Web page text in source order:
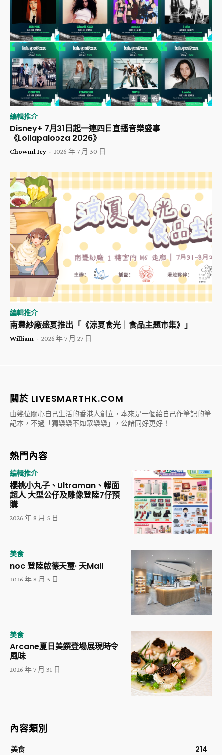
編輯推介
Disney+ 7月31日起一連四日直播音樂盛事
《Lollapalooza 2026》
Chowml Icy - 2026 年 7 月 30 日
編輯推介
南豐紗廠盛夏推出「《涼夏食光｜食品主題市集》」
William - 2026 年 7 月 27 日
關於 LIVESMARTHK.COM
由幾位關心自己生活的香港人創立，本來是一個給自己作筆記的筆
記本，不過「獨樂樂不如眾樂樂」，公諸同好更好！
熱門內容
編輯推介
櫻桃小丸子、Ultraman、幪面
超人 大型公仔及雕像登陸7仔預
購
2026 年 8 月 5 日
美食
noc 登陸啟德天璽· 天Mall
2026 年 8 月 3 日
美食
Arcane夏日美饌登場展現時令
風味
2026 年 7 月 31 日
內容類別
美食 214